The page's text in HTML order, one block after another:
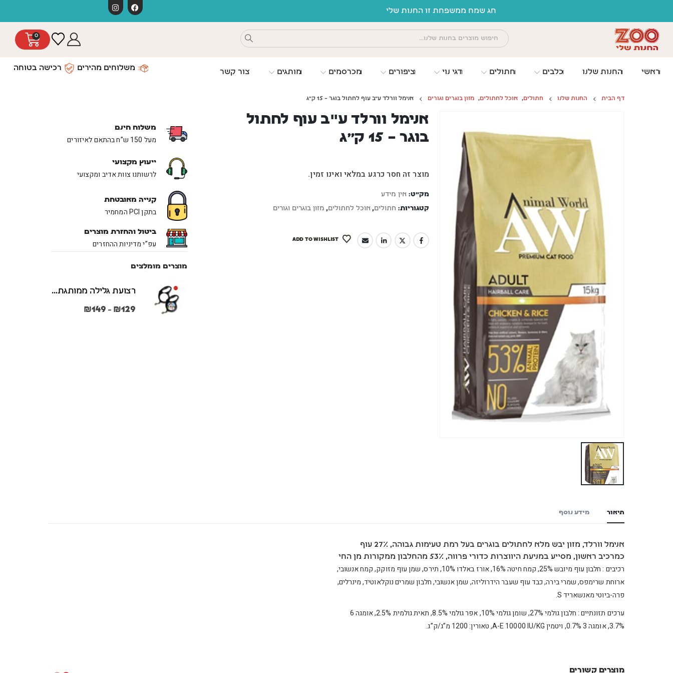
חג שמח ממשפחת זו החנות שלי
0
ראשי החנות שלנו כלבים חתולים דגי נוי ציפורים מכרסמים מותגים צור קשר משלוחים מהירים רכישה בטוחה
דף הבית החנות שלנו חתולים, אוכל לחתולים, מזון בוגרים וגורים אנימל וורלד ע"ב עוף לחתול בוגר – 15 ק”ג
אנימל וורלד ע"ב עוף לחתול
בוגר – 15 ק”ג
מוצר זה חסר כרגע במלאי ואינו זמין.
מק"ט: אין מידע
קטגוריות: חתולים, אוכל לחתולים, מזון בוגרים וגורים
ADD TO WISHLIST
משלוח חינם
מעל 150 ש”ח בהתאם לאיזורים
ייעוץ מקצועי
לרשותנו צוות אדיב ומקצועי
קנייה מאובטחת
בתקן PCI המחמיר
ביטול והחזרת מוצרים
עפ”י מדיניות ההחזרים
מוצרים מומלצים
רצועת גלילה ממותגת משני הצדדים צבע שחור במידות S + M
₪129
–
₪149
תיאור מידע נוסף
אנימל וורלד, מזון יבש מלא לחתולים בוגרים בעל רמת טעימות גבוהה, 27% עוף
כמרכיב ראשון, מסייע במניעת היווצרות כדורי פרווה, 53% מהחלבון ממקורות מן החי
רכיבים : חלבון עוף מיובש 25%, קמח חיטה 16%, אורז באלדו 10%, תירס, שמן עוף מזוקק, קמח אנשובי,
ארוחת שרימפס, שמרי בירה, כבד עוף שעבר הידרוליזה, שמן אנשובי, חלבון שמרים נוקלאוטיד, מינרלים,
פרה-ביוטי מאנשאריד S.
ערכים תזונתיים :
חלבון גולמי 27%, שומן גולמי 10%, אפר גולמי 8.5%, תאית גולמית 2.5%, אומגה 6
3.7%, אומגה 3 0.7%, ויטמין A-E 10000 IU/KG, טאורין: 1200 מ”ג/ק”ג.
מוצרים קשורים